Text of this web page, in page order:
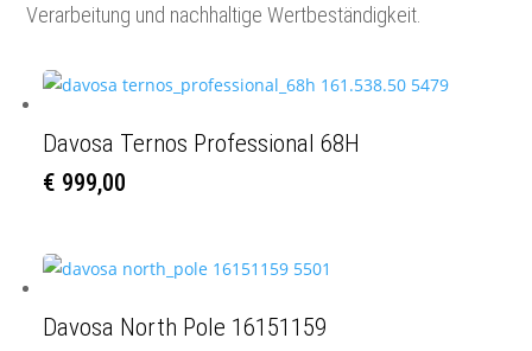
Verarbeitung und nachhaltige Wertbeständigkeit.
Davosa Ternos Professional 68H
€ 999,00
Davosa North Pole 16151159